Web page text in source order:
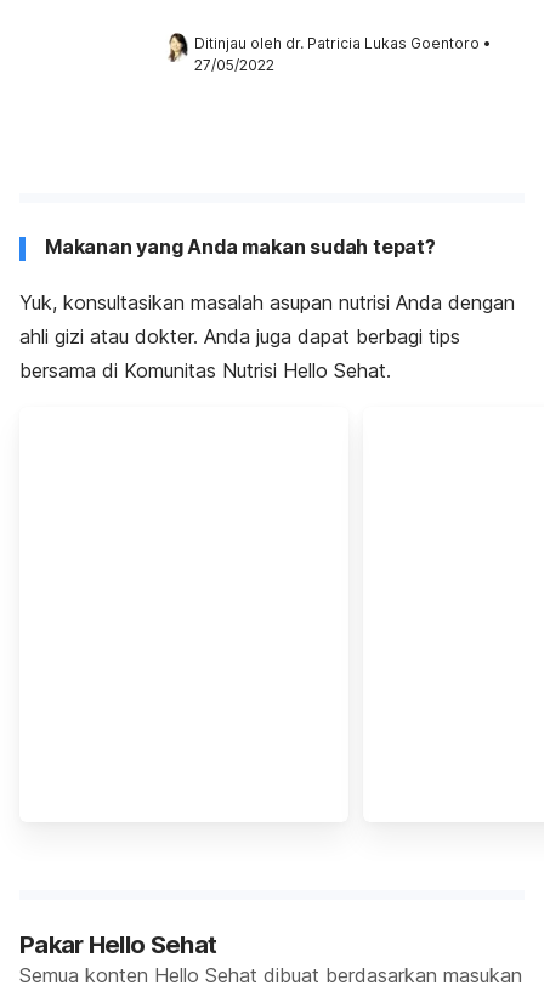
Ditinjau oleh dr. Patricia Lukas Goentoro •
27/05/2022
Makanan yang Anda makan sudah tepat?
Yuk, konsultasikan masalah asupan nutrisi Anda dengan
ahli gizi atau dokter. Anda juga dapat berbagi tips
bersama di Komunitas Nutrisi Hello Sehat.
Pakar Hello Sehat
Semua konten Hello Sehat dibuat berdasarkan masukan